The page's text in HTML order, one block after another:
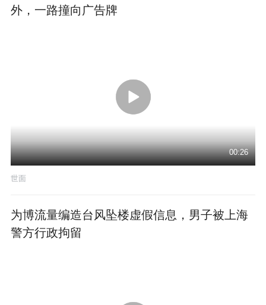
外，一路撞向广告牌
00:26
世面
为博流量编造台风坠楼虚假信息，男子被上海
警方行政拘留